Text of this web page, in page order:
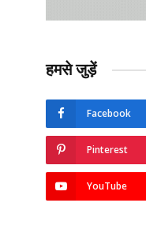
हमसे जुड़ें
Facebook
Pinterest
YouTube